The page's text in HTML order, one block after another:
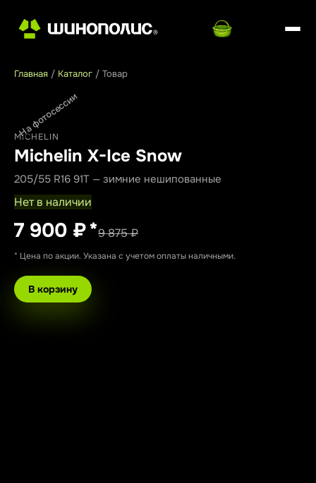
Главная / Каталог / Товар
На фотосессии
MICHELIN
Michelin X-Ice Snow
205/55 R16 91T — зимние нешипованные
Нет в наличии
7 900 ₽*9 875 ₽
* Цена по акции. Указана с учетом оплаты наличными.
В корзину